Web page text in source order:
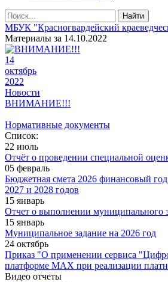
Найти
МБУК "Красногвардейский
Материалы за 14.10.2022
14
октябрь
2022
Новости
ВНИМАНИЕ!!!
Нормативные документы
Список:
22 июль
Отчёт о проведении специальной
05 февраль
Бюджетная смета 2026 финансовый
2027 и 2028 годов
15 январь
Отчет о выполнении муниципального
15 январь
Муниципальное задание на 2026 год
24 октябрь
Приказ "О применении сервиса
платформе МАХ при реализации
Видео отчеты